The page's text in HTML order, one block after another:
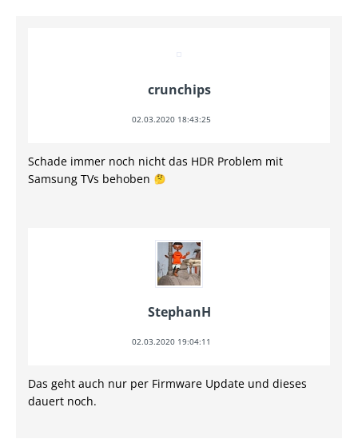
crunchips
02.03.2020 18:43:25
Schade immer noch nicht das HDR Problem mit
Samsung TVs behoben
StephanH
02.03.2020 19:04:11
Das geht auch nur per Firmware Update und dieses
dauert noch.